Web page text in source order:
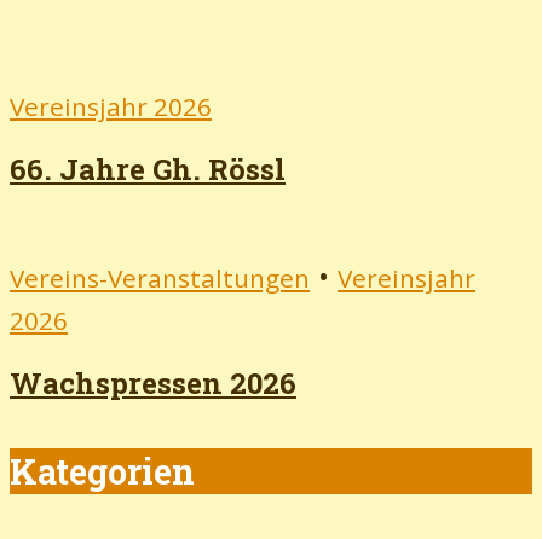
Vereinsjahr 2026
66. Jahre Gh. Rössl
Vereins-Veranstaltungen • Vereinsjahr
2026
Wachspressen 2026
Kategorien